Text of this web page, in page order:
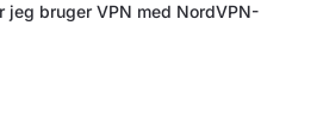
bruger VPN med NordVPN-